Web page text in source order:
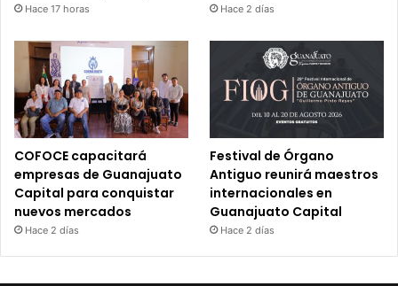
Hace 17 horas Hace 2 días
COFOCE capacitará
empresas de Guanajuato
Capital para conquistar
nuevos mercados
Hace 2 días
Festival de Órgano
Antiguo reunirá maestros
internacionales en
Guanajuato Capital
Hace 2 días